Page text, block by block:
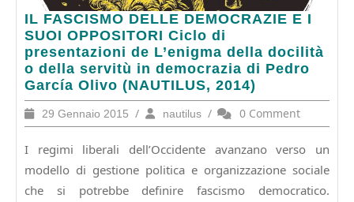
IL FASCISMO DELLE DEMOCRAZIE E I
SUOI OPPOSITORI Ciclo di
presentazioni de L’enigma della docilità
o della servitù in democrazia di Pedro
García Olivo (NAUTILUS, 2014)
IL
FASCISMO
DELLE
DEMOCRAZIE
E
I
SUOI
Ciclo
di
presentazioni
29 Gennaio 2015 29
Gennaio
2015
/ nautilusnautilus
/ 0 Comment
I regimi liberali dell’Occidente avanzano verso un
modello di gestione politica e organizzazione sociale
che si potrebbe definire fascismo democratico.